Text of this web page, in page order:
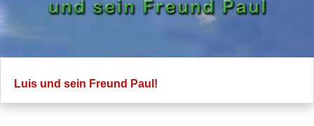
Luis und sein Freund Paul!